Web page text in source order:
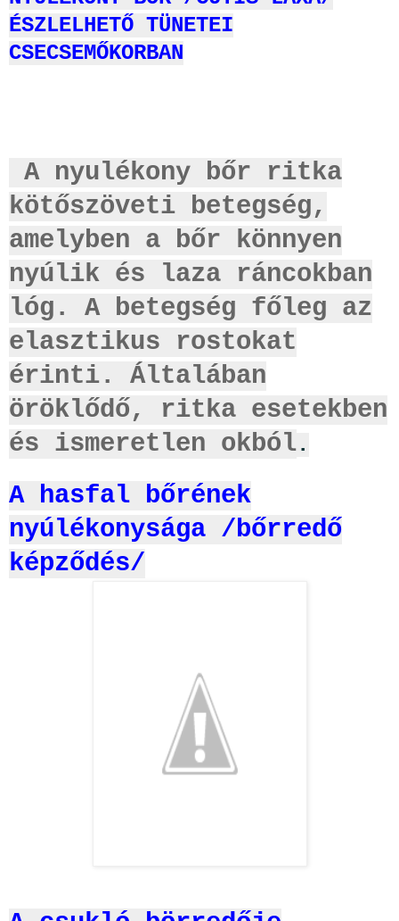
ÉSZLELHETŐ TÜNETEI
CSECSEMŐKORBAN
A nyulékony bőr ritka
kötőszöveti betegség,
amelyben a bőr könnyen
nyúlik és laza ráncokban
lóg. A betegség főleg az
elasztikus rostokat
érinti. Általában
öröklődő, ritka esetekben
és ismeretlen okból.
A hasfal bőrének
nyúlékonysága /bőrredő
képződés/